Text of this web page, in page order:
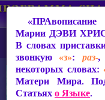
Марии ДЭВИ
В словах
звонкую «з»: раз-
некоторых словах:
Матери Мира.
Статьяхо Языке.